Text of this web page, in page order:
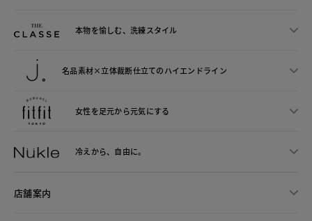
本物を愉しむ、洗練スタイル
名品素材×立体裁断仕立てのハイエンドライン
女性を足元から元気にする
冷えから、 自由に。
店舗案内